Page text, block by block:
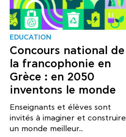
EDUCATION
Concours national de
la francophonie en
Grèce : en 2050
inventons le monde
Enseignants et élèves sont
invités à imaginer et construire
un monde meilleur..